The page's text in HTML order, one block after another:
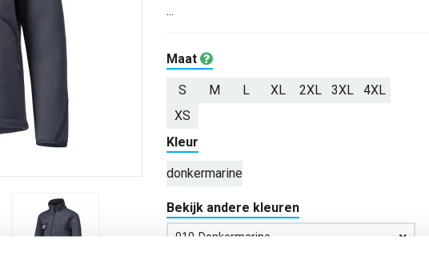
...
Maat
S M L XL 2XL 3XL
4XL
XS
Kleur
donkermarine
Bekijk andere kleuren
010-Donkermarine